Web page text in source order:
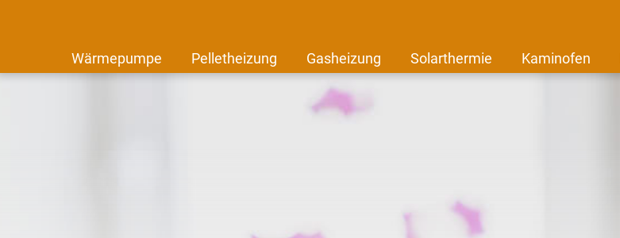
Wärmepumpe Pelletheizung Gasheizung Solarthermie Kaminofen